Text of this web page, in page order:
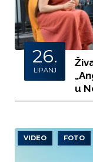
26.
LIPANJ
u
VIDEO FOTO